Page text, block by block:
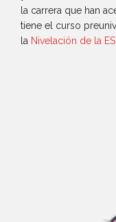
la carrera que han
tiene el curso
la Nivelación de la